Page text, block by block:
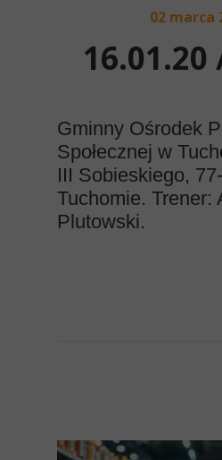
02 marca
Gminny Ośrodek
Społecznej w
III Sobieskiego,
Tuchomie. Trener:
Plutowski.
16.01.20